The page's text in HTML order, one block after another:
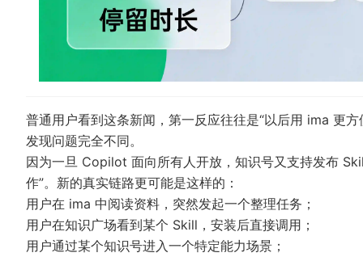
普通用户看到这条新闻，第一反应往往是“以后用 ima 更
发现问题完全不同。
因为一旦 Copilot 面向所有人开放，知识号又支持发布
作”。新的真实链路更可能是这样的：
用户在 ima 中阅读资料，突然发起一个整理任务；
用户在知识广场看到某个 Skill，安装后直接调用；
用户通过某个知识号进入一个特定能力场景；